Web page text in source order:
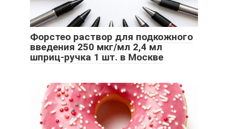
Форстео раствор для подкожного
введения 250 мкг/мл 2,4 мл
шприц-ручка 1 шт. в Москве